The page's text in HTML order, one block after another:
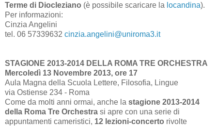
Terme di Diocleziano (è possibile scaricare la locandina).
Per informazioni:
Cinzia Angelini
tel. 06 57339632 cinzia.angelini@uniroma3.it
STAGIONE 2013-2014 DELLA ROMA TRE ORCHESTRA
Mercoledì 13 Novembre 2013, ore 17
Aula Magna della Scuola Lettere, Filosofia, Lingue
via Ostiense 234 - Roma
Come da molti anni ormai, anche la stagione 2013-2014
della Roma Tre Orchestra si apre con una serie di
appuntamenti cameristici, 12 lezioni-concerto rivolte